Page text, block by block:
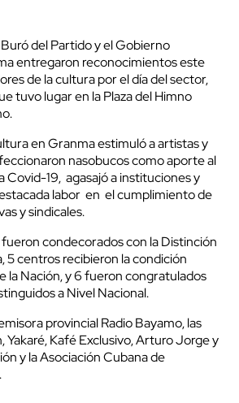
del Partido y el Gobierno
entregaron reconocimientos este
de la cultura por el día del sector,
tuvo lugar en la Plaza del Himno
en Granma estimuló a artistas y
nasobucos como aporte al
Covid-19, agasajó a instituciones y
labor en el cumplimiento de
y sindicales.
condecorados con la Distinción
5 centros recibieron la condición
la Nación, y 6 fueron congratulados
a Nivel Nacional.
provincial Radio Bayamo, las
Yakaré, Kafé Exclusivo, Arturo Jorge y
y la Asociación Cubana de